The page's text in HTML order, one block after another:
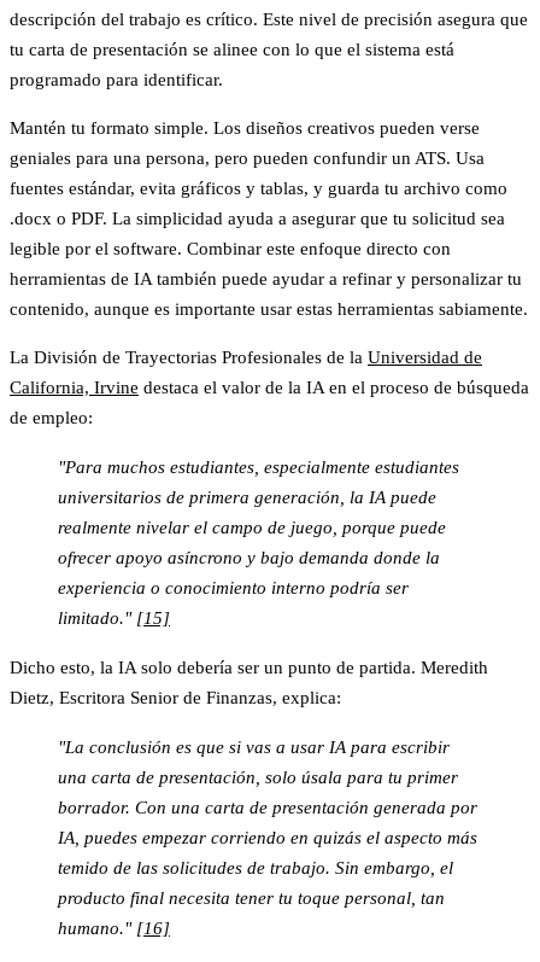
descripción del trabajo es crítico. Este nivel de precisión asegura que
tu carta de presentación se alinee con lo que el sistema está
programado para identificar.
Mantén tu formato simple. Los diseños creativos pueden verse
geniales para una persona, pero pueden confundir un ATS. Usa
fuentes estándar, evita gráficos y tablas, y guarda tu archivo como
.docx o PDF. La simplicidad ayuda a asegurar que tu solicitud sea
legible por el software. Combinar este enfoque directo con
herramientas de IA también puede ayudar a refinar y personalizar tu
contenido, aunque es importante usar estas herramientas sabiamente.
La División de Trayectorias Profesionales de la Universidad de
California, Irvine destaca el valor de la IA en el proceso de búsqueda
de empleo:
"Para muchos estudiantes, especialmente estudiantes
universitarios de primera generación, la IA puede
realmente nivelar el campo de juego, porque puede
ofrecer apoyo asíncrono y bajo demanda donde la
experiencia o conocimiento interno podría ser
limitado." [15]
Dicho esto, la IA solo debería ser un punto de partida. Meredith
Dietz, Escritora Senior de Finanzas, explica:
"La conclusión es que si vas a usar IA para escribir
una carta de presentación, solo úsala para tu primer
borrador. Con una carta de presentación generada por
IA, puedes empezar corriendo en quizás el aspecto más
temido de las solicitudes de trabajo. Sin embargo, el
producto final necesita tener tu toque personal, tan
humano." [16]